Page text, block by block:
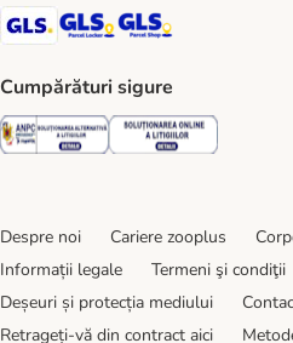
GLS Shipping Method
GLS Locker Shipping
Cumpărături sigure
Security Security
Despre noi Cariere zooplus
Informații legale
Termeni şi condiţii
Deșeuri și protecția mediului
Retrageți-vă din contract aici